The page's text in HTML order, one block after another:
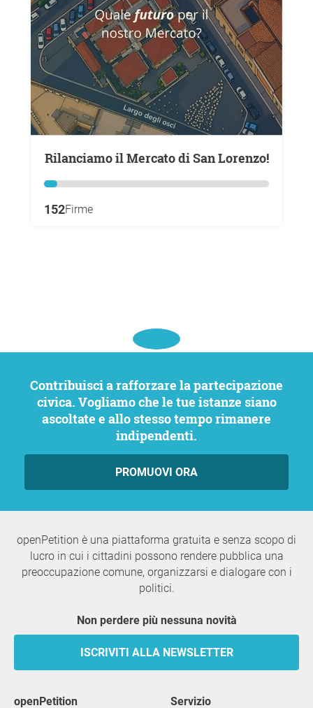
Rilanciamo il Mercato di San Lorenzo!
152Firme
Contribuisci a rafforzare la partecipazione
civica. Vogliamo che le tue istanze siano
ascoltate e allo stesso tempo rimanere
indipendenti.
PROMUOVI ORA
openPetition è una piattaforma gratuita e senza scopo di
lucro in cui i cittadini possono rendere pubblica una
preoccupazione comune, organizzarsi e dialogare con i
politici.
Non perdere più nessuna novità
ISCRIVITI ALLA NEWSLETTER
openPetition servizio